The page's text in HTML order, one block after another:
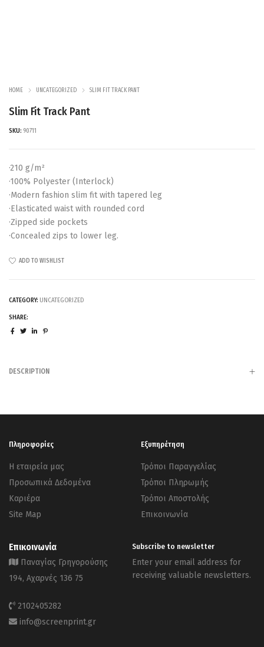
HOME UNCATEGORIZED SLIM FIT TRACK PANT
Slim Fit Track Pant
SKU: 90711
·210 g/m²
·100% Polyester (Interlock)
·Modern fashion slim fit with tapered leg
·Elasticated waist with rounded cord
·Zipped side pockets
·Concealed zips to lower leg.
ADD TO WISHLIST
CATEGORY: UNCATEGORIZED
SHARE:
DESCRIPTION
Πληροφορίες
Η εταιρεία μας
Προσωπικά Δεδομένα
Καριέρα
Site Map
Εξυπηρέτηση
Τρόποι Παραγγελίας
Τρόποι Πληρωμής
Τρόποι Αποστολής
Επικοινωνία
Επικοινωνία
Παναγίας Γρηγορούσης
194, Αχαρνές 136 75
2102405282
info@screenprint.gr
Subscribe to newsletter
Enter your email address for
receiving valuable newsletters.